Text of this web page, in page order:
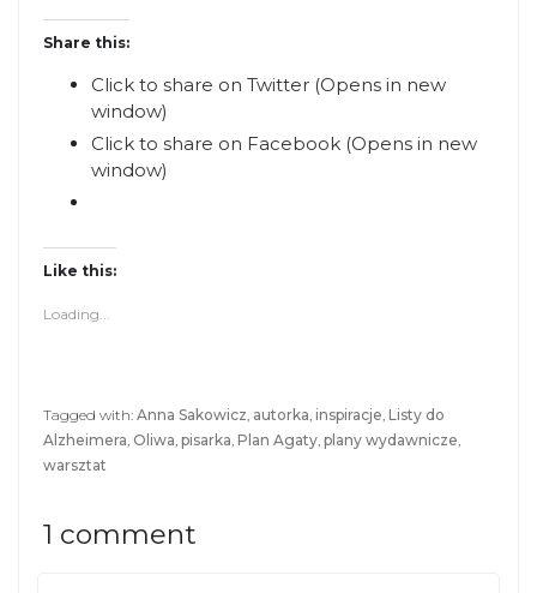
Share this:
Click to share on Twitter (Opens in new
window)
Click to share on Facebook (Opens in new
window)
Like this:
Loading...
Tagged with: Anna Sakowicz autorka inspiracje Listy do
Alzheimera Oliwa pisarka Plan Agaty plany wydawnicze
warsztat
1 comment